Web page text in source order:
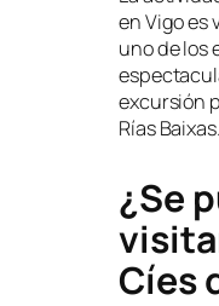
en Vigo es
uno de los
excursión
Rías Baixas.
¿Se
Cíes